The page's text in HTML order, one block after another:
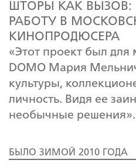
ШТОРЫ КАК ВЫЗОВ:
РАБОТУ В
КИНОПРОДЮСЕРА
«Этот проект был для
DOMO Мария
культуры,
личность. Видя ее
необычные решения».
БЫЛО ЗИМОЙ 2010 ГОДА